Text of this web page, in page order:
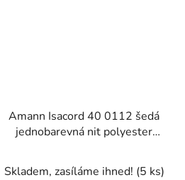
Amann Isacord 40 0112 šedá
jednobarevná nit polyester
Skladem, zasíláme ihned! (5 ks)